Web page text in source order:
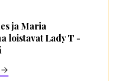
ja Maria
loistavat Lady T -